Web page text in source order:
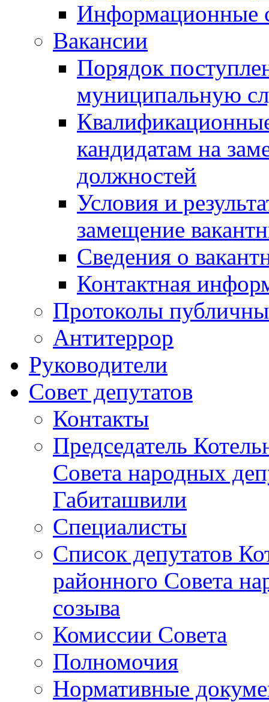
Информационные
Вакансии
Порядок
муниципальную
кандидатам на
должностей
Условия и
замещение
Сведения о
Контактная
Протоколы
Антитеррор
Руководители
Совет депутатов
Контакты
Председатель
Совета народных
Габиташвили
Специалисты
Список депутатов
районного Совета
созыва
Комиссии Совета
Полномочия
Нормативные